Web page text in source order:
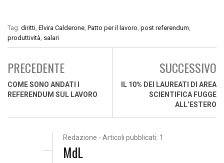
Tag: diritti, Elvira Calderone, Patto per il lavoro, post referendum,
produttività, salari
PRECEDENTE
COME SONO ANDATI I
REFERENDUM SUL LAVORO
SUCCESSIVO
IL 10% DEI LAUREATI DI AREA
SCIENTIFICA FUGGE
ALL’ESTERO
Redazione - Articoli pubblicati: 1
MdL